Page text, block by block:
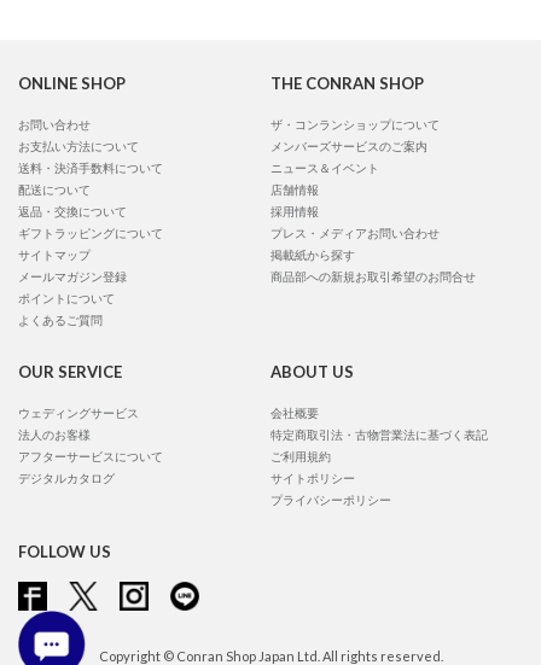
ONLINE SHOP
お問い合わせ
お支払い方法について
送料・決済手数料について
配送について
返品・交換について
ギフトラッピングについて
サイトマップ
メールマガジン登録
ポイントについて
よくあるご質問
THE CONRAN SHOP
ザ・コンランショップについて
メンバーズサービスのご案内
ニュース＆イベント
店舗情報
採用情報
プレス・メディアお問い合わせ
掲載紙から探す
商品部への新規お取引希望のお問合せ
OUR SERVICE
ウェディングサービス
法人のお客様
アフターサービスについて
デジタルカタログ
ABOUT US
会社概要
特定商取引法・古物営業法に基づく表記
ご利用規約
サイトポリシー
プライバシーポリシー
FOLLOW US
Copyright © Conran Shop Japan Ltd. All rights reserved.